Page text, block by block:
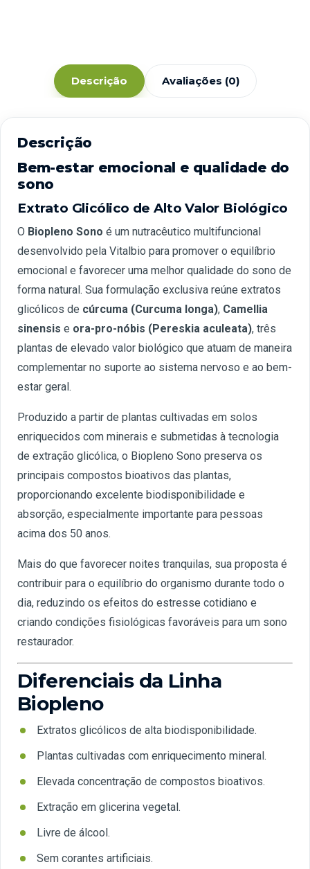
Descrição Avaliações (0)
Descrição
Bem-estar emocional e qualidade do
sono
Extrato Glicólico de Alto Valor Biológico
O Biopleno Sono é um nutracêutico multifuncional
desenvolvido pela Vitalbio para promover o equilíbrio
emocional e favorecer uma melhor qualidade do sono de
forma natural. Sua formulação exclusiva reúne extratos
glicólicos de cúrcuma (Curcuma longa), Camellia
sinensis e ora-pro-nóbis (Pereskia aculeata), três
plantas de elevado valor biológico que atuam de maneira
complementar no suporte ao sistema nervoso e ao bem-
estar geral.
Produzido a partir de plantas cultivadas em solos
enriquecidos com minerais e submetidas à tecnologia
de extração glicólica, o Biopleno Sono preserva os
principais compostos bioativos das plantas,
proporcionando excelente biodisponibilidade e
absorção, especialmente importante para pessoas
acima dos 50 anos.
Mais do que favorecer noites tranquilas, sua proposta é
contribuir para o equilíbrio do organismo durante todo o
dia, reduzindo os efeitos do estresse cotidiano e
criando condições fisiológicas favoráveis para um sono
restaurador.
Diferenciais da Linha
Biopleno
Extratos glicólicos de alta biodisponibilidade.
Plantas cultivadas com enriquecimento mineral.
Elevada concentração de compostos bioativos.
Extração em glicerina vegetal.
Livre de álcool.
Sem corantes artificiais.